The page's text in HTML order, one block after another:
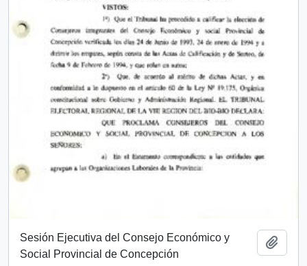
Sesión Ejecutiva del Consejo Económico y
Social Provincial de Concepción